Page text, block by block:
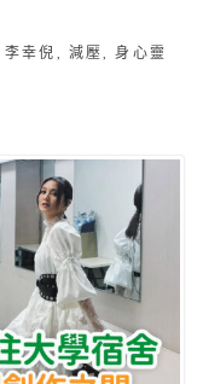
李幸倪 , 減壓,身心靈